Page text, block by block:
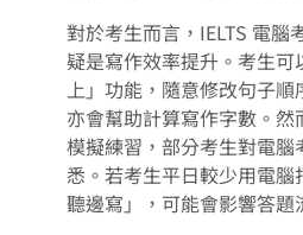
對於考生而言，IELTS 電腦
疑是寫作效率提升。考生
上」功能，隨意修改句子
亦會幫助計算寫作字數。
模擬練習，部分考生對電腦
悉。若考生平日較少用電
聽邊寫」，可能會影響答題